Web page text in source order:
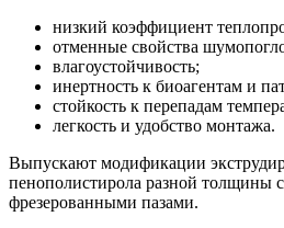
низкий коэффициент
отменные свойства
влагоустойчивость;
инертность к биоагентам и
стойкость к перепадам
легкость и удобство монтажа.
Выпускают модификации
пенополистирола разной толщины
фрезерованными пазами.